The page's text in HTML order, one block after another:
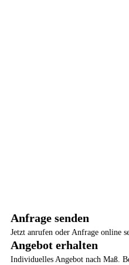
Anfrage senden
Jetzt anrufen oder Anfrage online
Angebot erhalten
Individuelles Angebot nach Maß.